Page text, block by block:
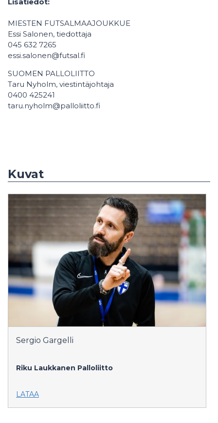
MIESTEN FUTSALMAAJOUKKUE
Essi Salonen, tiedottaja
045 632 7265
essi.salonen@futsal.fi
SUOMEN PALLOLIITTO
Taru Nyholm, viestintäjohtaja
0400 425241
taru.nyholm@palloliitto.fi
Kuvat
Sergio Gargelli
Riku Laukkanen Palloliitto
LATAA